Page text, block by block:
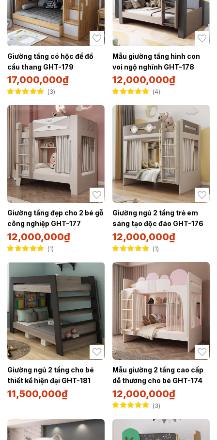
Giường tầng có hộc để đồ
cầu thang GHT-179
17,000,000₫
5.005 sao
3
Mẫu giường tầng hình con
voi ngộ nghĩnh GHT-178
12,000,000₫
5.005 sao
4
Giường tầng đẹp cho 2 bé gỗ
công nghiệp GHT-177
12,000,000₫
5.005 sao
1
Giường ngủ 2 tầng trẻ em
sáng tạo độc đáo GHT-176
12,000,000₫
5.005 sao
1
Giường ngủ 2 tầng cho bé
thiết kế hiện đại GHT-181
11,500,000₫
Mẫu giường 2 tầng cao cấp
dễ thương cho bé GHT-174
12,000,000₫
5.005 sao
3